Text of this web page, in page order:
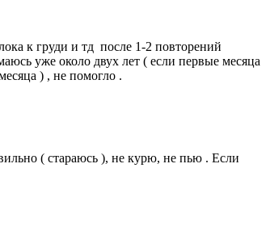
к груди и тд после 1-2 повторений
уже около двух лет ( если первые месяца
) , не помогло .
( стараюсь ), не курю, не пью . Если